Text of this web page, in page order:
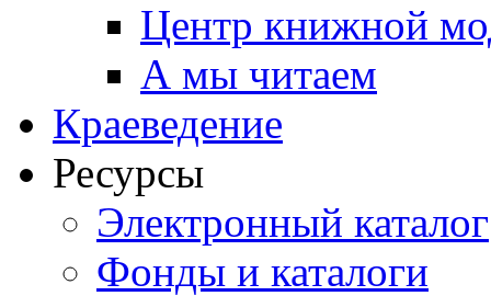
Центр книжной
А мы читаем
Краеведение
Ресурсы
Электронный каталог
Фонды и каталоги